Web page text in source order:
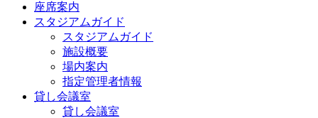
座席案内
スタジアムガイド
スタジアムガイド
施設概要
場内案内
指定管理者情報
貸し会議室
貸し会議室